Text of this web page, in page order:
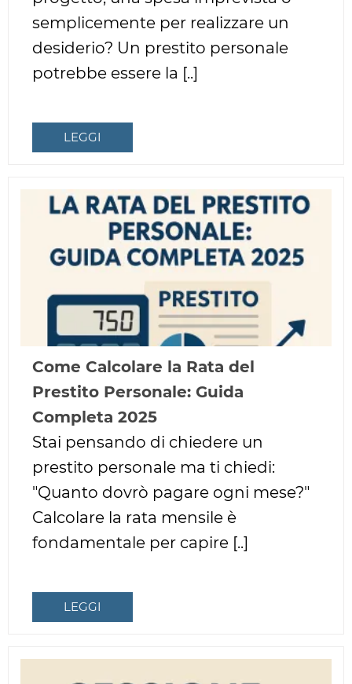
semplicemente per realizzare un
desiderio? Un prestito personale
potrebbe essere la [..]
LEGGI
Come Calcolare la Rata del
Prestito Personale: Guida
Completa 2025
Stai pensando di chiedere un
prestito personale ma ti chiedi:
"Quanto dovrò pagare ogni mese?"
Calcolare la rata mensile è
fondamentale per capire [..]
LEGGI